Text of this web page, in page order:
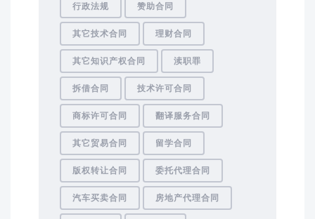
行政法规 赞助合同
其它技术合同 理财合同
其它知识产权合同 渎职罪
拆借合同 技术许可合同
商标许可合同 翻译服务合同
其它贸易合同 留学合同
版权转让合同 委托代理合同
汽车买卖合同 房地产代理合同